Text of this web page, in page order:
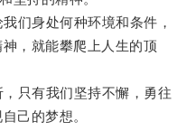
身处何种环境和条件，
，就能攀爬上人生的顶
只有我们坚持不懈，勇往
己的梦想。